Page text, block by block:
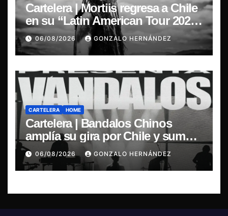
Cartelera | Mortiis regresa a Chile
en su “Latin American Tour 2026”
y exclusivo show en Sala RBX
06/08/2026 GONZALO HERNÁNDEZ
CARTELERA HOME
Cartelera | Bandalos Chinos
amplía su gira por Chile y suma
concierto en Concepción
06/08/2026 GONZALO HERNÁNDEZ